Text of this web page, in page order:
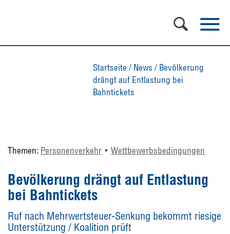
Startseite / News / Bevölkerung
drängt auf Entlastung bei
Bahntickets
Themen: Personenverkehr Wettbewerbsbedingungen
Bevölkerung drängt auf Entlastung
bei Bahntickets
Ruf nach Mehrwertsteuer-Senkung bekommt riesige
Unterstützung / Koalition prüft